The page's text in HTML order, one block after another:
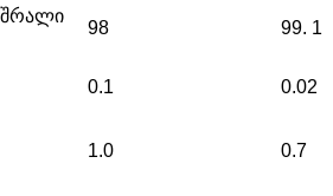
98 99. 1
0.1 0.02
1.0 0.7